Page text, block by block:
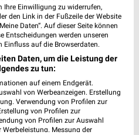
51,3 km
Wohnen Spezial
Gültig bis Fr. 14.08.
REWE
Ihre Einwilligung zu widerrufen,
den Link in der Fußzeile der Website
Daten“. Auf dieser Seite können
Entscheidungen werden unseren
auf die Browserdaten.
Daten, um die Leistung der
zu tun:
auf einem Endgerät.
von Werbeanzeigen. Erstellung
Verwendung von Profilen zur
von Profilen zur
von Profilen zur Auswahl
Messung der